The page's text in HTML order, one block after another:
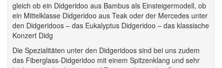
gleich ob ein Didgeridoo aus Bambus als Einsteigermodell, ob
ein Mittelklasse Didgeridoo aus Teak oder der Mercedes unter
den Didgeridoos – das Eukalyptus Didgeridoo – das klassische
Konzert Didg
Die Spezialitäten unter den Didgeridoos sind bei uns zudem
das Fiberglass-Didgeridoo mit einem Spitzenklang und sehr